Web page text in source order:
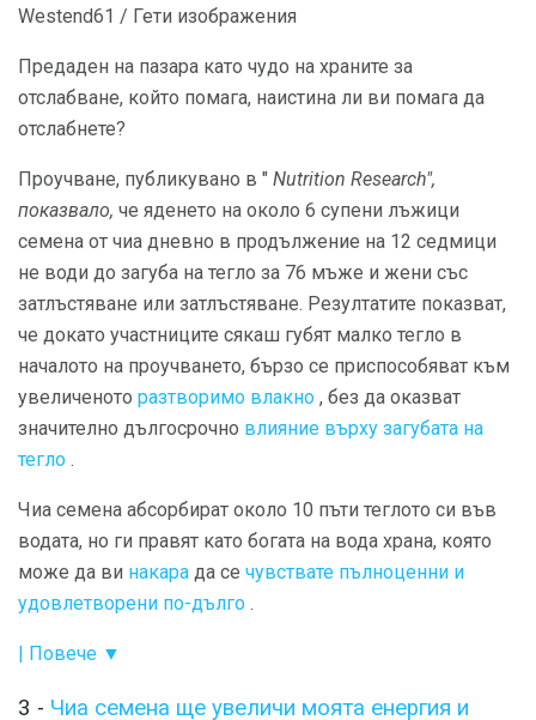
Westend61 / Гети изображения
Предаден на пазара като чудо на храните за
отслабване, който помага, наистина ли ви помага да
отслабнете?
Проучване, публикувано в " Nutrition Research",
показвало, че яденето на около 6 супени лъжици
семена от чиа дневно в продължение на 12 седмици
не води до загуба на тегло за 76 мъже и жени със
затлъстяване или затлъстяване. Резултатите показват,
че докато участниците сякаш губят малко тегло в
началото на проучването, бързо се приспособяват към
увеличеното разтворимо влакно , без да оказват
значително дългосрочно влияние върху загубата на
тегло .
Чиа семена абсорбират около 10 пъти теглото си във
водата, но ги правят като богата на вода храна, която
може да ви накара да се чувствате пълноценни и
удовлетворени по-дълго .
| Повече ▼
3 - Чиа семена ще увеличи моята енергия и